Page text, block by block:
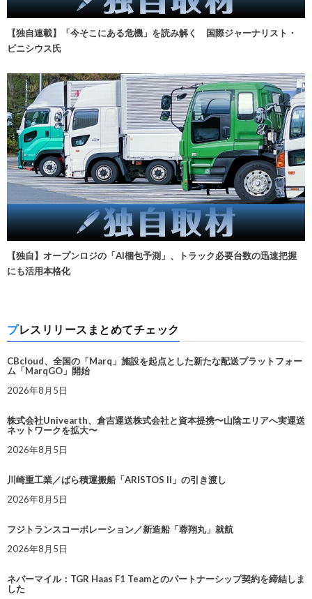
【独自連載】「今そこにある危機」を読み解く 国際ジャーナリスト・
ビニシウス氏
【独自】オープンロジの「AI梱包予測」、トラック必要台数の迅速把握
にも活用本格化
プレスリリースまとめてチェック
CBcloud、全国の「Marq」施設を起点とした新たな配送プラットフォー
ム「MarqGO」開始
2026年8月5日
株式会社Univearth、倉吉運送株式会社と資本提携〜山陰エリアへ実運送
ネットワークを拡大〜
2026年8月5日
川崎重工業／ばら積運搬船「ARISTOS II」の引き渡し
2026年8月5日
フジトランスコーポレーション／新造船「蓉翔丸」就航
2026年8月5日
ネバーマイル：TGR Haas F1 Teamとのパートナーシップ契約を締結しま
した